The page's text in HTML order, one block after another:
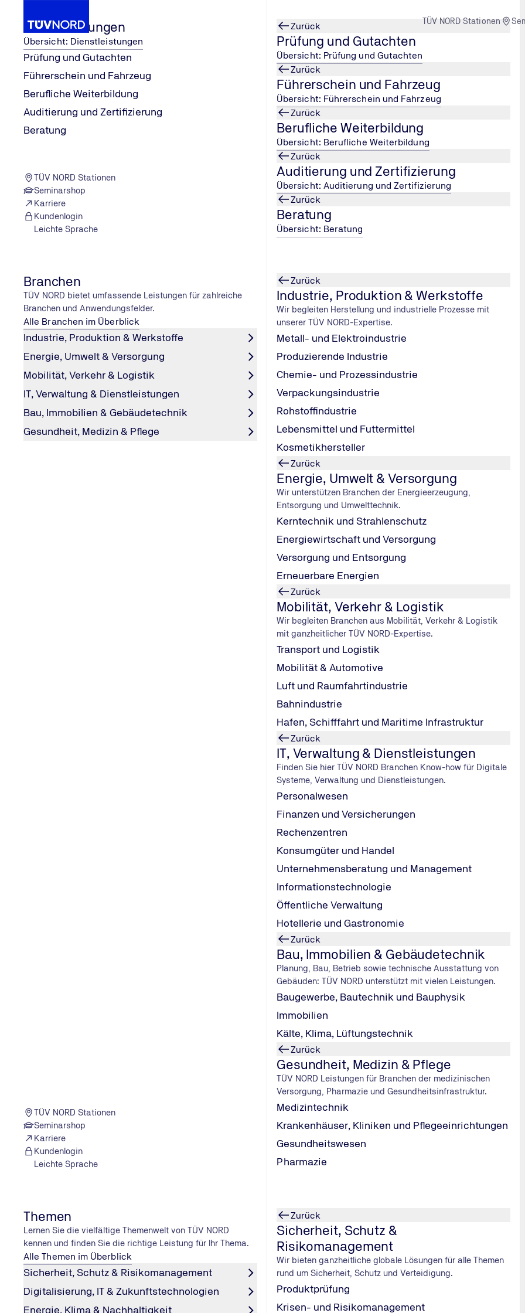
TÜV NORD Stationen
Dienstleistungen
Übersicht: Dienstleistungen
Prüfung und Gutachten
Führerschein und Fahrzeug
Berufliche Weiterbildung
Auditierung und Zertifizierung
Beratung
TÜV NORD Stationen
Seminarshop
Karriere
Kundenlogin
Leichte Sprache
Zurück
Prüfung und Gutachten
Übersicht: Prüfung und Gutachten
Zurück
Führerschein und Fahrzeug
Übersicht: Führerschein und Fahrzeug
Zurück
Berufliche Weiterbildung
Übersicht: Berufliche Weiterbildung
Zurück
Auditierung und Zertifizierung
Übersicht: Auditierung und Zertifizierung
Zurück
Beratung
Übersicht: Beratung
Branchen
TÜV NORD bietet umfassende Leistungen für zahlreiche
Branchen und Anwendungsfelder.
Alle Branchen im Überblick
Industrie, Produktion & Werkstoffe
Energie, Umwelt & Versorgung
Mobilität, Verkehr & Logistik
IT, Verwaltung & Dienstleistungen
Bau, Immobilien & Gebäudetechnik
Gesundheit, Medizin & Pflege
TÜV NORD Stationen
Seminarshop
Karriere
Kundenlogin
Leichte Sprache
Zurück
Industrie, Produktion & Werkstoffe
Wir begleiten Herstellung und industrielle Prozesse mit
unserer TÜV NORD-Expertise.
Metall- und Elektroindustrie
Produzierende Industrie
Chemie- und Prozessindustrie
Verpackungsindustrie
Rohstoffindustrie
Lebensmittel und Futtermittel
Kosmetikhersteller
Zurück
Energie, Umwelt & Versorgung
Wir unterstützen Branchen der Energieerzeugung,
Entsorgung und Umwelttechnik.
Kerntechnik und Strahlenschutz
Energiewirtschaft und Versorgung
Versorgung und Entsorgung
Erneuerbare Energien
Zurück
Mobilität, Verkehr & Logistik
Wir begleiten Branchen aus Mobilität, Verkehr & Logistik
mit ganzheitlicher TÜV NORD-Expertise.
Transport und Logistik
Mobilität & Automotive
Luft und Raumfahrtindustrie
Bahnindustrie
Hafen, Schifffahrt und Maritime Infrastruktur
Zurück
IT, Verwaltung & Dienstleistungen
Finden Sie hier TÜV NORD Branchen Know-how für Digitale
Systeme, Verwaltung und Dienstleistungen.
Personalwesen
Finanzen und Versicherungen
Rechenzentren
Konsumgüter und Handel
Unternehmensberatung und Management
Informationstechnologie
Öffentliche Verwaltung
Hotellerie und Gastronomie
Zurück
Bau, Immobilien & Gebäudetechnik
Planung, Bau, Betrieb sowie technische Ausstattung von
Gebäuden: TÜV NORD unterstützt mit vielen Leistungen.
Baugewerbe, Bautechnik und Bauphysik
Immobilien
Kälte, Klima, Lüftungstechnik
Zurück
Gesundheit, Medizin & Pflege
TÜV NORD Leistungen für Branchen der medizinischen
Versorgung, Pharmazie und Gesundheitsinfrastruktur.
Medizintechnik
Krankenhäuser, Kliniken und Pflegeeinrichtungen
Gesundheitswesen
Pharmazie
Themen
Lernen Sie die vielfältige Themenwelt von TÜV NORD
kennen und finden Sie die richtige Leistung für Ihr Thema.
Alle Themen im Überblick
Sicherheit, Schutz & Risikomanagement
Digitalisierung, IT & Zukunftstechnologien
Energie, Klima & Nachhaltigkeit
Zurück
Sicherheit, Schutz &
Risikomanagement
Wir bieten ganzheitliche globale Lösungen für alle Themen
rund um Sicherheit, Schutz und Verteidigung.
Produktprüfung
Krisen- und Risikomanagement
Home
Führerschein und Fahrzeug Bus-Führerschein
FÜHRERSCHEIN
Bus-Führerschein
Die Führerscheinklassen D1, D1E, D und DE regeln das Fahren von
Bussen. Alle Klassen sind 5 Jahre gültig und erfordern eine
Kraftfahrzeuge (außer solche der Klassen AM, A1, A2 und A)
die gebaut und ausgelegt sind zur Beförderung von nicht mehr als 16 Personen außer dem Fahrzeugführer und
mit einer zulässigen Gesamtmasse von nicht mehr als 750 kg
Klasse D1 wird grundsätzlich nur für 5 Jahre erteilt; danach wird sie für jeweils weitere 5 Jahre nach
arbeitsmedizinischem Gutachten bzw. MPU-Gutachten und augenärztlichem Gutachten) verlängert.
Bei der Ersterteilung ist als Eignungsnachweis die Vorlage eines betriebs- oder arbeitsmedizinisches
Gutachtens erforderlich. Die Fahrerlaubnis kann mit 18 Jahren erworben werden: für Personen während
staatlich anerkannten Ausbildungsberuf "Berufskraftfahrer/ Berufskraftfahrerin", 2. dem staatlich
einem staatlich anerkannten Ausbildungsberuf, in dem vergleichbare Fertigkeiten und Kenntnisse zum
einem Anhänger mit zulässiger Gesamtmasse von mehr als 750 kg
Klasse D1E wird grundsätzlich nur für 5 Jahre erteilt; danach wird sie für jeweils weitere 5 Jahre nach
arbeitsmedizinischem Gutachten bzw. MPU-Gutachten und augenärztlichem Gutachten) verlängert.
Hinweise:
Bei der Ersterteilung ist als Eignungsnachweis die Vorlage eines betriebs- oder arbeitsmedizinisches
Gutachtens erforderlich.
Die Fahrerlaubnis kann mit 18 Jahren erworben werden: für Personen während oder nach Abschluss einer
1. dem staatlich anerkannten Ausbildungsberuf "Berufskraftfahrer/ Berufskraftfahrerin",
2. dem staatlich anerkannten Ausbildungsberuf "Fachkraft im Fahrbetrieb" oder
Klasse D
Kraftfahrzeuge (außer solche der Klassen AM, A1, A2 und A)
gebaut und ausgelegt zur Beförderung von mehr als 8 Personen außer dem Fahrzeugführer und